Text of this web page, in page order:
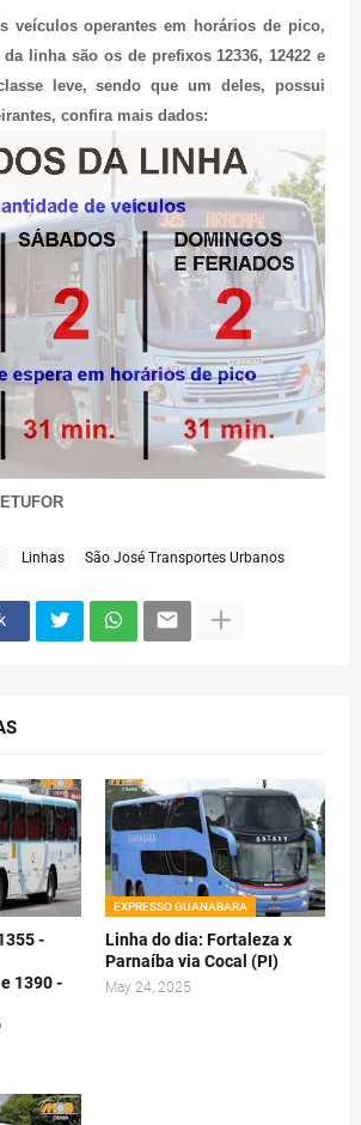
veículos operantes em horários de pico,
linha são os de prefixos 12336, 12422 e
leve, sendo que um deles, possui
confira mais dados:
Linhas São José Transportes Urbanos
-
1390 -
EXPRESSO GUANABARA
Linha do dia: Fortaleza x
Parnaíba via Cocal (PI)
May 24, 2025